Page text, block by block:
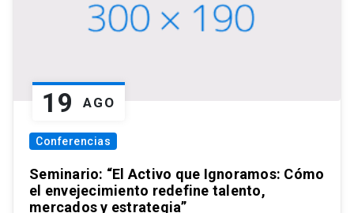
19 AGO
Conferencias
Seminario: “El Activo que Ignoramos: Cómo
el envejecimiento redefine talento,
mercados y estrategia”